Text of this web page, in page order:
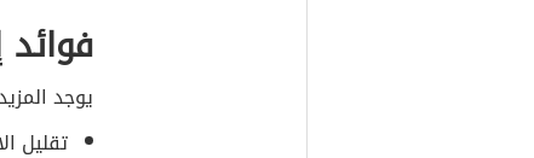
فوائد
يوجد
تقليل